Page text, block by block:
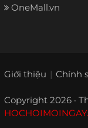
OneMall.vn
Giới thiệu Chính
Copyright 2026 ·